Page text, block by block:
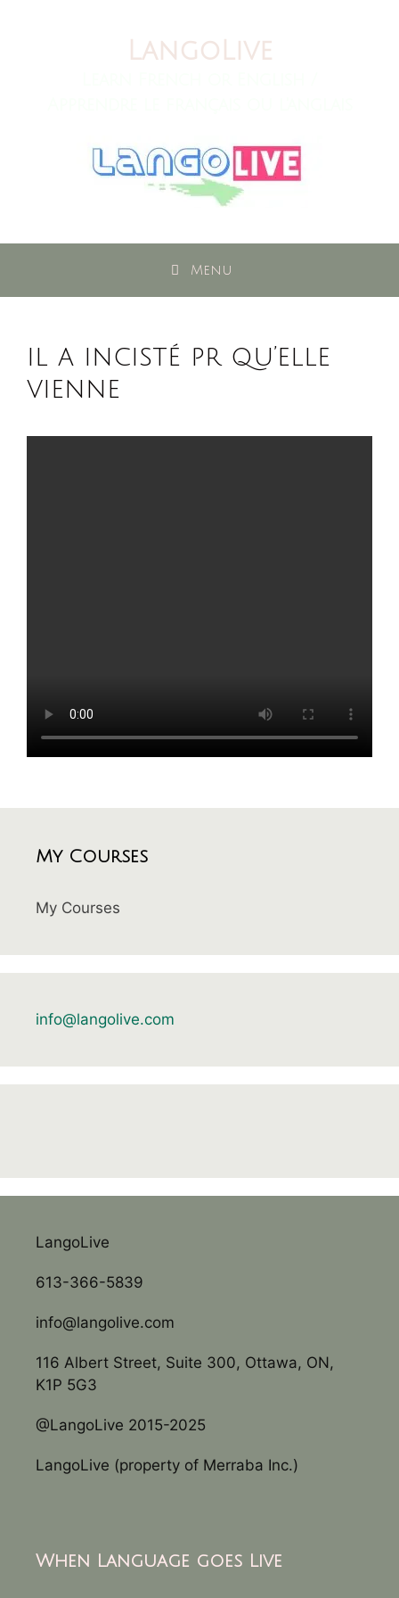
LangoLive
Menu
il a incisté pr qu’elle
vienne
My Courses
My Courses
info@langolive.com
LangoLive
613-366-5839
info@langolive.com
116 Albert Street, Suite 300, Ottawa, ON,
K1P 5G3
@LangoLive 2015-2025
LangoLive (property of Merraba Inc.)
When Language goes Live